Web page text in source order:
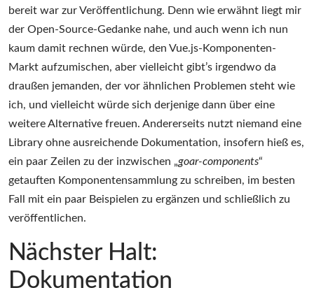
bereit war zur Veröffentlichung. Denn wie erwähnt liegt mir
der Open-Source-Gedanke nahe, und auch wenn ich nun
kaum damit rechnen würde, den Vue.js-Komponenten-
Markt aufzumischen, aber vielleicht gibt’s irgendwo da
draußen jemanden, der vor ähnlichen Problemen steht wie
ich, und vielleicht würde sich derjenige dann über eine
weitere Alternative freuen. Andererseits nutzt niemand eine
Library ohne ausreichende Dokumentation, insofern hieß es,
ein paar Zeilen zu der inzwischen „goar-components“
getauften Komponentensammlung zu schreiben, im besten
Fall mit ein paar Beispielen zu ergänzen und schließlich zu
veröffentlichen.
Nächster Halt:
Dokumentation